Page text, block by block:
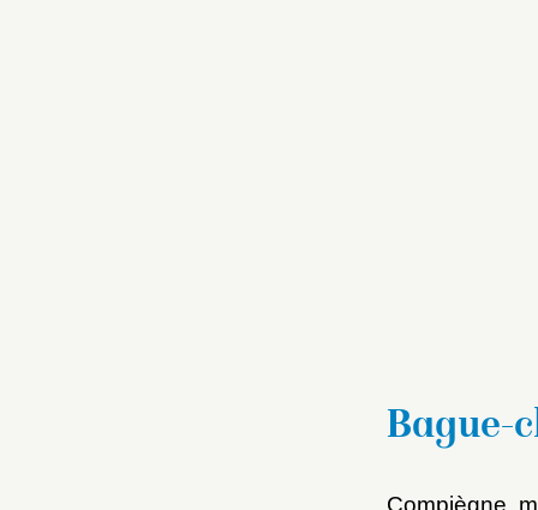
Bague-
Compiègne,